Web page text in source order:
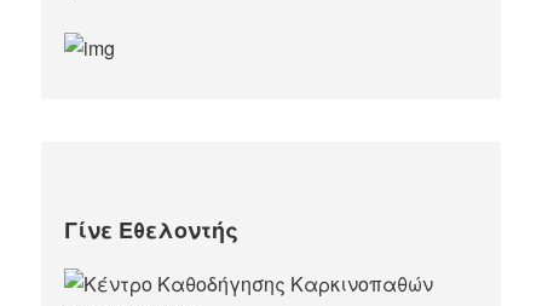
Γίνε Εθελοντής